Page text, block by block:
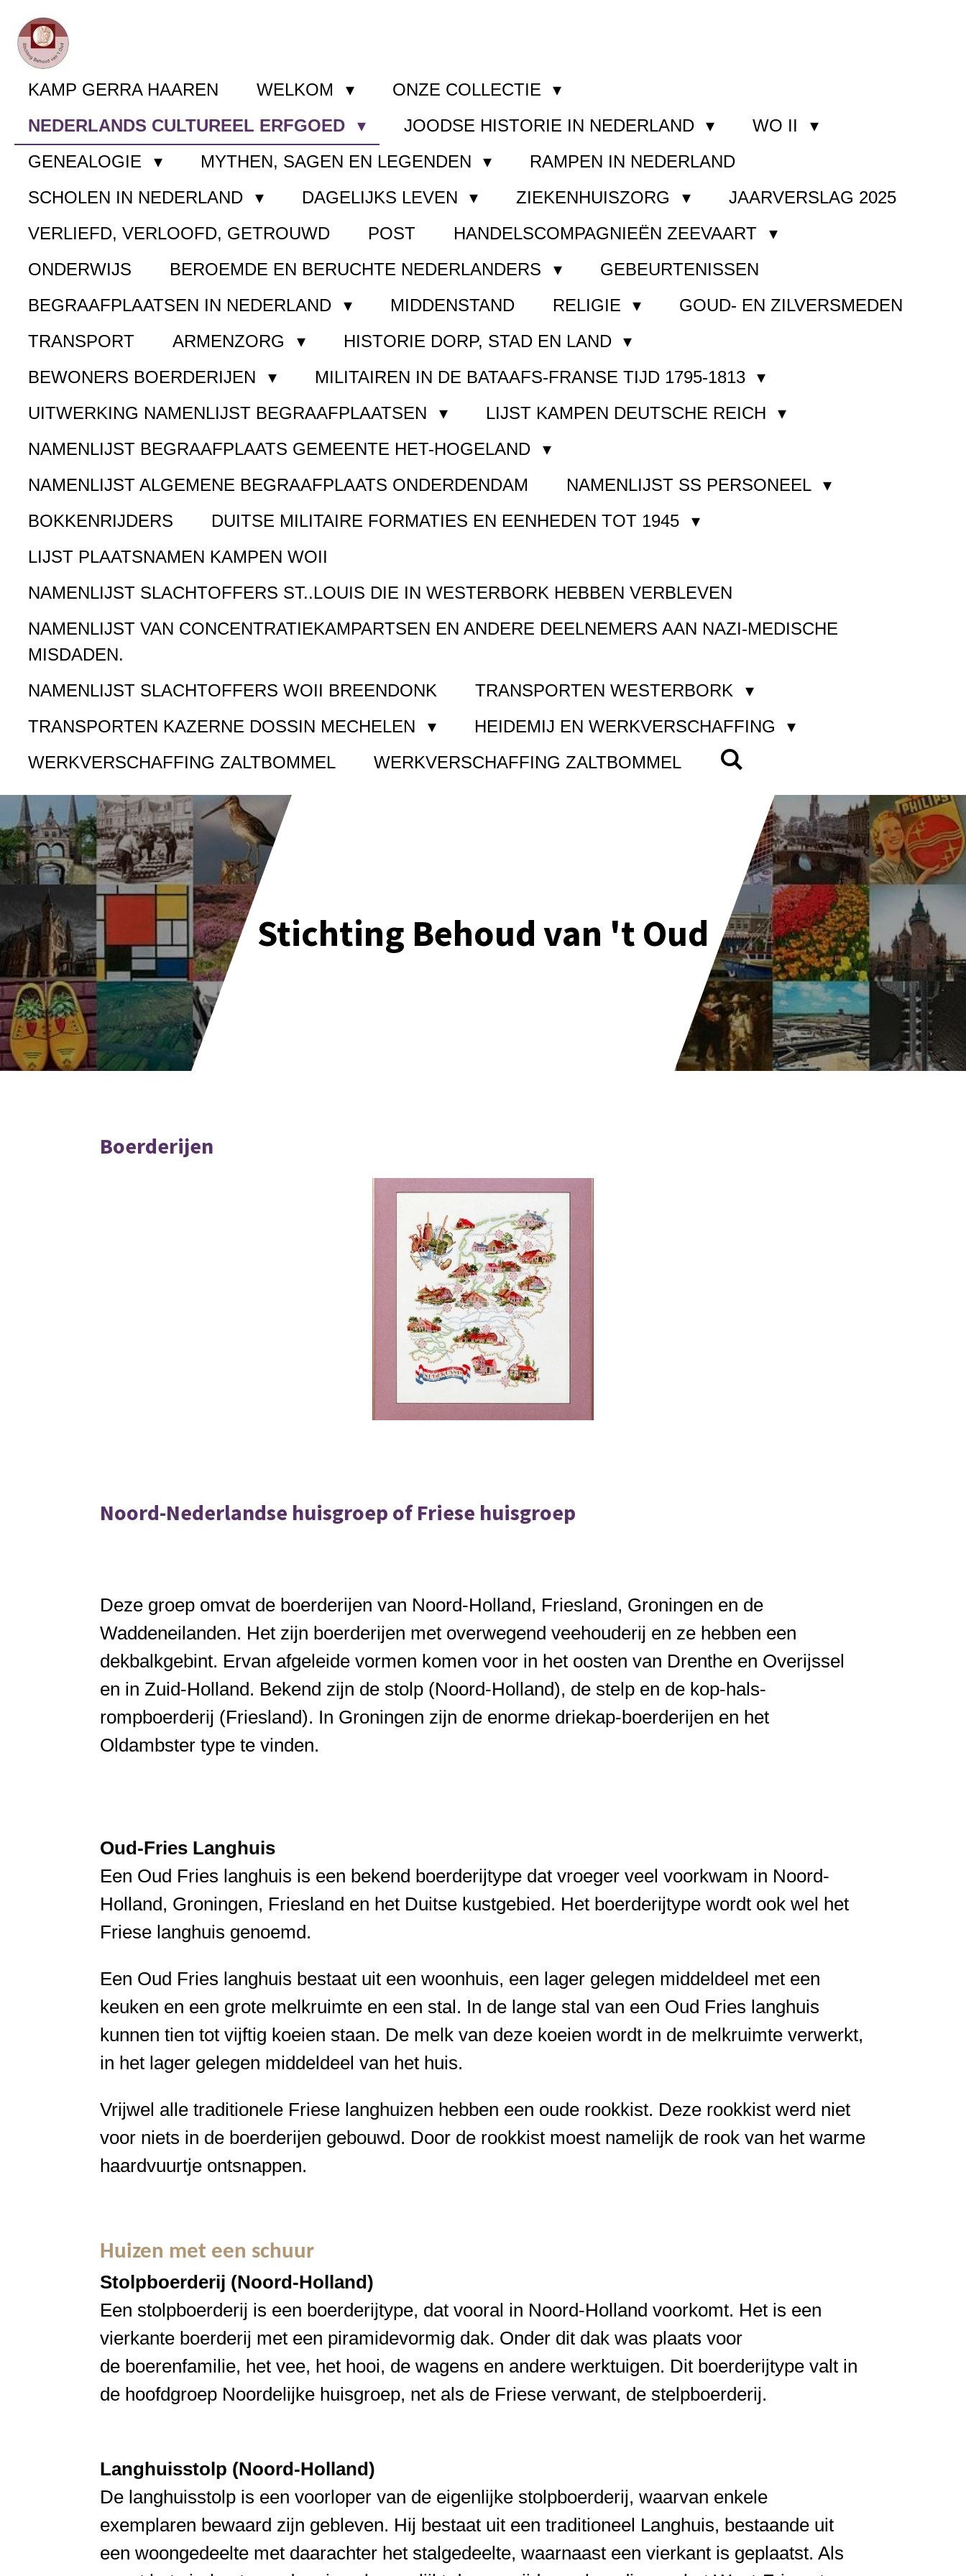
Ga
direct
naar
hoofdinhoud
KAMP GERRA HAAREN WELKOM
ONZE COLLECTIE
NEDERLANDS CULTUREEL ERFGOED
JOODSE HISTORIE IN NEDERLAND
WO II
GENEALOGIE
MYTHEN, SAGEN EN LEGENDEN
RAMPEN IN NEDERLAND
SCHOLEN IN NEDERLAND
DAGELIJKS LEVEN ZIEKENHUISZORG
JAARVERSLAG 2025
VERLIEFD, VERLOOFD, GETROUWD
POST
HANDELSCOMPAGNIEËN ZEEVAART
ONDERWIJS
BEROEMDE EN BERUCHTE NEDERLANDERS
GEBEURTENISSEN
BEGRAAFPLAATSEN IN NEDERLAND
MIDDENSTAND RELIGIE
GOUD- EN ZILVERSMEDEN
TRANSPORT
ARMENZORG
HISTORIE DORP, STAD EN LAND
BEWONERS BOERDERIJEN
MILITAIREN IN DE BATAAFS-FRANSE TIJD 1795-1813
UITWERKING NAMENLIJST BEGRAAFPLAATSEN
LIJST KAMPEN DEUTSCHE REICH
NAMENLIJST BEGRAAFPLAATS GEMEENTE HET-HOGELAND
NAMENLIJST ALGEMENE BEGRAAFPLAATS ONDERDENDAM
NAMENLIJST SS PERSONEEL
BOKKENRIJDERS
DUITSE MILITAIRE FORMATIES EN EENHEDEN TOT 1945
LIJST PLAATSNAMEN KAMPEN WOII
NAMENLIJST SLACHTOFFERS ST..LOUIS DIE IN WESTERBORK HEBBEN VERBLEVEN
NAMENLIJST VAN CONCENTRATIEKAMPARTSEN EN ANDERE DEELNEMERS AAN NAZI-MEDISCHE
MISDADEN.
NAMENLIJST SLACHTOFFERS WOII BREENDONK
TRANSPORTEN WESTERBORK
TRANSPORTEN KAZERNE DOSSIN MECHELEN
HEIDEMIJ EN WERKVERSCHAFFING
WERKVERSCHAFFING ZALTBOMMEL
WERKVERSCHAFFING ZALTBOMMEL
Stichting Behoud van 't Oud
Boerderijen
Noord-Nederlandse huisgroep of Friese huisgroep
Deze groep omvat de boerderijen van Noord-Holland, Friesland, Groningen en de
Waddeneilanden. Het zijn boerderijen met overwegend veehouderij en ze hebben een
dekbalkgebint. Ervan afgeleide vormen komen voor in het oosten van Drenthe en Overijssel
en in Zuid-Holland. Bekend zijn de stolp (Noord-Holland), de stelp en de kop-hals-
rompboerderij (Friesland). In Groningen zijn de enorme driekap-boerderijen en het
Oldambster type te vinden.
Oud-Fries Langhuis
Een Oud Fries langhuis is een bekend boerderijtype dat vroeger veel voorkwam in Noord-
Holland, Groningen, Friesland en het Duitse kustgebied. Het boerderijtype wordt ook wel het
Friese langhuis genoemd.
Een Oud Fries langhuis bestaat uit een woonhuis, een lager gelegen middeldeel met een
keuken en een grote melkruimte en een stal. In de lange stal van een Oud Fries langhuis
kunnen tien tot vijftig koeien staan. De melk van deze koeien wordt in de melkruimte verwerkt,
in het lager gelegen middeldeel van het huis.
Vrijwel alle traditionele Friese langhuizen hebben een oude rookkist. Deze rookkist werd niet
voor niets in de boerderijen gebouwd. Door de rookkist moest namelijk de rook van het warme
haardvuurtje ontsnappen.
Huizen met een schuur
Stolpboerderij (Noord-Holland)
Een stolpboerderij is een boerderijtype, dat vooral in Noord-Holland voorkomt. Het is een
vierkante boerderij met een piramidevormig dak. Onder dit dak was plaats voor
de boerenfamilie, het vee, het hooi, de wagens en andere werktuigen. Dit boerderijtype valt in
de hoofdgroep Noordelijke huisgroep, net als de Friese verwant, de stelpboerderij.
Langhuisstolp (Noord-Holland)
De langhuisstolp is een voorloper van de eigenlijke stolpboerderij, waarvan enkele
exemplaren bewaard zijn gebleven. Hij bestaat uit een traditioneel Langhuis, bestaande uit
een woongedeelte met daarachter het stalgedeelte, waarnaast een vierkant is geplaatst. Als